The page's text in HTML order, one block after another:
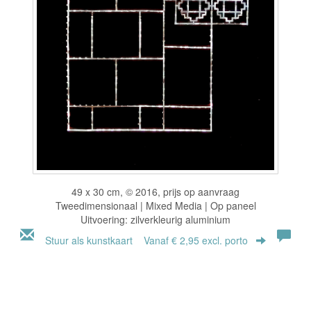
49 x 30 cm, © 2016, prijs op aanvraag
Tweedimensionaal | Mixed Media | Op paneel
Uitvoering: zilverkleurig aluminium
Stuur als kunstkaart Vanaf € 2,95 excl. porto